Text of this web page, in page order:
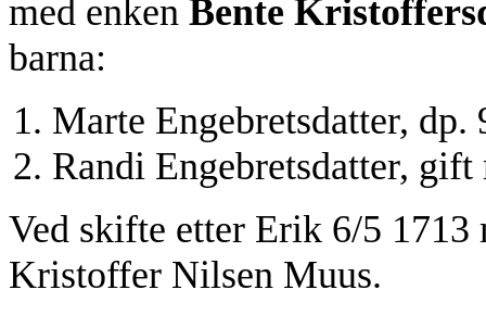
med enken Bente
barna:
Marte Engebretsdatter,
Randi Engebretsdatter,
Ved skifte etter Erik 6/5 1713
Kristoffer Nilsen Muus.